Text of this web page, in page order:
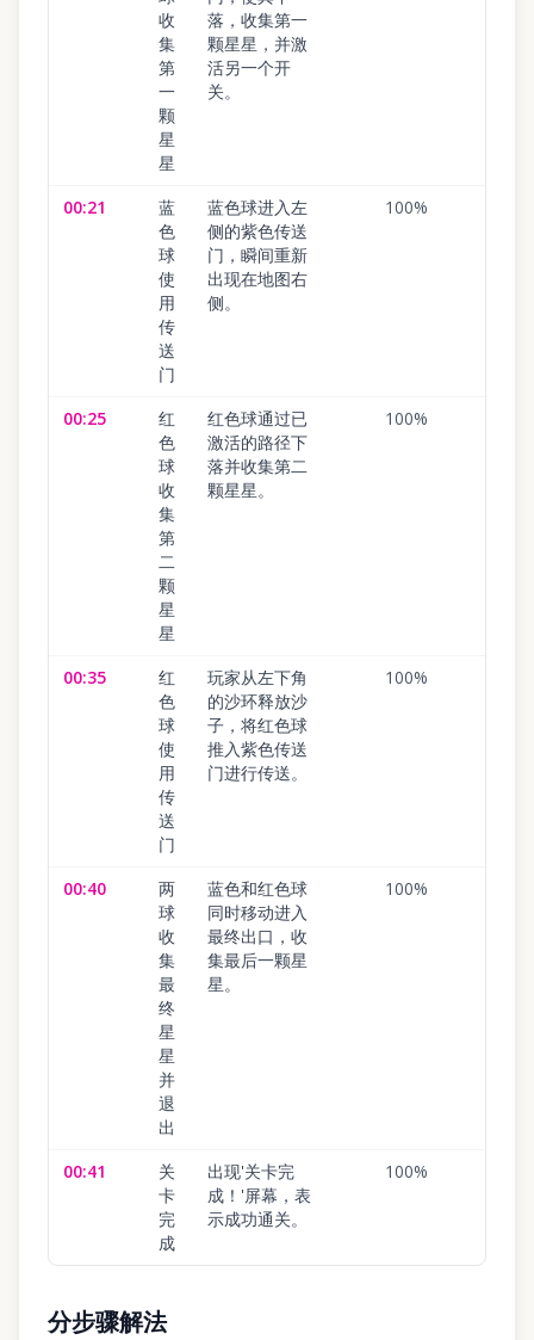
收
集
第
一
颗
星
星
落，收集第一
颗星星，并激
活另一个开
关。
00:21
蓝
色
球
使
用
传
送
门
蓝色球进入左
侧的紫色传送
门，瞬间重新
出现在地图右
侧。
100%
00:25
红
色
球
收
集
第
二
颗
星
星
红色球通过已
激活的路径下
落并收集第二
颗星星。
100%
00:35
红
色
球
使
用
传
送
门
玩家从左下角
的沙环释放沙
子，将红色球
推入紫色传送
门进行传送。
100%
00:40
两
球
收
集
最
终
星
星
并
退
出
蓝色和红色球
同时移动进入
最终出口，收
集最后一颗星
星。
100%
00:41
关
卡
完
成
出现'关卡完
成！'屏幕，表
示成功通关。
100%
分步骤解法